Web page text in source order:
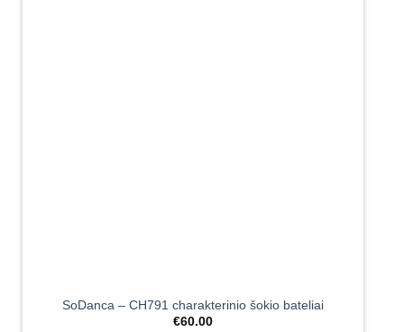
SoDanca – CH791 charakterinio šokio bateliai
€60.00